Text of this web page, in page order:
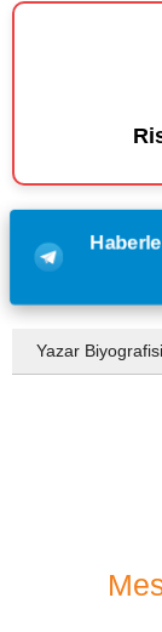
Yazar Biyografisi